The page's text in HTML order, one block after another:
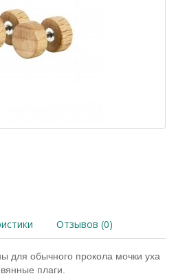
Отзывов (0)
для обычного прокола мочки уха
плаги.